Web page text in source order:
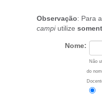
Observação: Para
campiutilize
Nome:
Não
do